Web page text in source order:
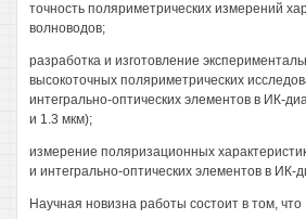
точность поляриметрических измерений
волноводов;
разработка и изготовление
высокоточных поляриметрических
интегрально-оптических элементов в ИК-
и 1.3 мкм);
измерение поляризационных
и интегрально-оптических элементов в ИК-
Научная новизна работы состоит в том, что